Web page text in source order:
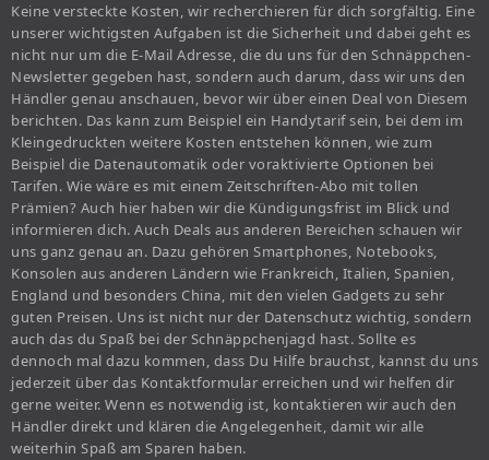
Keine versteckte Kosten, wir recherchieren für dich sorgfältig. Eine
unserer wichtigsten Aufgaben ist die Sicherheit und dabei geht es
nicht nur um die E-Mail Adresse, die du uns für den Schnäppchen-
Newsletter gegeben hast, sondern auch darum, dass wir uns den
Händler genau anschauen, bevor wir über einen Deal von Diesem
berichten. Das kann zum Beispiel ein Handytarif sein, bei dem im
Kleingedruckten weitere Kosten entstehen können, wie zum
Beispiel die Datenautomatik oder voraktivierte Optionen bei
Tarifen. Wie wäre es mit einem Zeitschriften-Abo mit tollen
Prämien? Auch hier haben wir die Kündigungsfrist im Blick und
informieren dich. Auch Deals aus anderen Bereichen schauen wir
uns ganz genau an. Dazu gehören Smartphones, Notebooks,
Konsolen aus anderen Ländern wie Frankreich, Italien, Spanien,
England und besonders China, mit den vielen Gadgets zu sehr
guten Preisen. Uns ist nicht nur der Datenschutz wichtig, sondern
auch das du Spaß bei der Schnäppchenjagd hast. Sollte es
dennoch mal dazu kommen, dass Du Hilfe brauchst, kannst du uns
jederzeit über das Kontaktformular erreichen und wir helfen dir
gerne weiter. Wenn es notwendig ist, kontaktieren wir auch den
Händler direkt und klären die Angelegenheit, damit wir alle
weiterhin Spaß am Sparen haben.